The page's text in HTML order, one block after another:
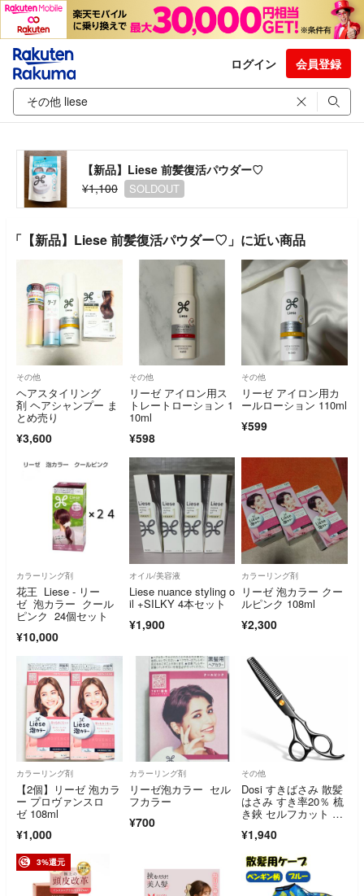
ログイン 会員登録
【新品】Liese 前髪復活パウダー♡
¥1,100
SOLDOUT
「【新品】Liese 前髪復活パウダー♡」に近い商品
その他
ヘアスタイリング
剤 ヘアシャンプー ま
とめ売り
¥3,600
その他
リーゼ アイロン用ス
トレートローション 1
10ml
¥598
その他
リーゼ アイロン用カ
ールローション 110ml
¥599
カラーリング剤
花王 Liese - リー
ゼ 泡カラー クール
ピンク 24個セット
¥10,000
オイル/美容液
Liese nuance styling o
il +SILKY 4本セット
¥1,900
カラーリング剤
リーゼ 泡カラー クー
ルピンク 108ml
¥2,300
カラーリング剤
【2個】リーゼ 泡カラ
ー プロヴァンスロ
ゼ 108ml
¥1,000
カラーリング剤
リーゼ泡カラー セル
フカラー
¥700
その他
Dosi すきばさみ 散髪
はさみ すき率20％ 梳
き鋏 セルフカット セ
ット ステンレス製 髪
切りハサミ
¥1,940
3%還元